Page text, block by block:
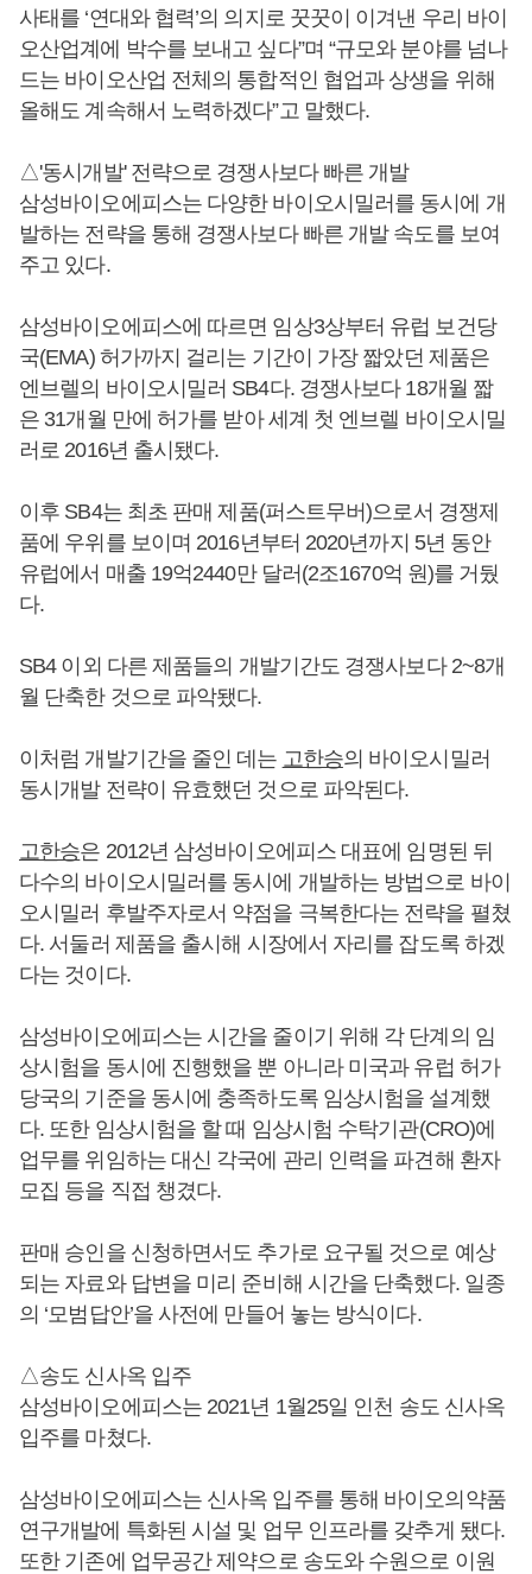
사태를 ‘연대와 협력’의 의지로 꿋꿋이 이겨낸 우리 바이
오산업계에 박수를 보내고 싶다”며 “규모와 분야를 넘나
드는 바이오산업 전체의 통합적인 협업과 상생을 위해
올해도 계속해서 노력하겠다”고 말했다.
△'동시개발' 전략으로 경쟁사보다 빠른 개발
삼성바이오에피스는 다양한 바이오시밀러를 동시에 개
발하는 전략을 통해 경쟁사보다 빠른 개발 속도를 보여
주고 있다.
삼성바이오에피스에 따르면 임상3상부터 유럽 보건당
국(EMA) 허가까지 걸리는 기간이 가장 짧았던 제품은
엔브렐의 바이오시밀러 SB4다. 경쟁사보다 18개월 짧
은 31개월 만에 허가를 받아 세계 첫 엔브렐 바이오시밀
러로 2016년 출시됐다.
이후 SB4는 최초 판매 제품(퍼스트무버)으로서 경쟁제
품에 우위를 보이며 2016년부터 2020년까지 5년 동안
유럽에서 매출 19억2440만 달러(2조1670억 원)를 거뒀
다.
SB4 이외 다른 제품들의 개발기간도 경쟁사보다 2~8개
월 단축한 것으로 파악됐다.
이처럼 개발기간을 줄인 데는 고한승의 바이오시밀러
동시개발 전략이 유효했던 것으로 파악된다.
고한승은 2012년 삼성바이오에피스 대표에 임명된 뒤
다수의 바이오시밀러를 동시에 개발하는 방법으로 바이
오시밀러 후발주자로서 약점을 극복한다는 전략을 펼쳤
다. 서둘러 제품을 출시해 시장에서 자리를 잡도록 하겠
다는 것이다.
삼성바이오에피스는 시간을 줄이기 위해 각 단계의 임
상시험을 동시에 진행했을 뿐 아니라 미국과 유럽 허가
당국의 기준을 동시에 충족하도록 임상시험을 설계했
다. 또한 임상시험을 할 때 임상시험 수탁기관(CRO)에
업무를 위임하는 대신 각국에 관리 인력을 파견해 환자
모집 등을 직접 챙겼다.
판매 승인을 신청하면서도 추가로 요구될 것으로 예상
되는 자료와 답변을 미리 준비해 시간을 단축했다. 일종
의 ‘모범답안’을 사전에 만들어 놓는 방식이다.
△송도 신사옥 입주
삼성바이오에피스는 2021년 1월25일 인천 송도 신사옥
입주를 마쳤다.
삼성바이오에피스는 신사옥 입주를 통해 바이오의약품
연구개발에 특화된 시설 및 업무 인프라를 갖추게 됐다.
또한 기존에 업무공간 제약으로 송도와 수원으로 이원